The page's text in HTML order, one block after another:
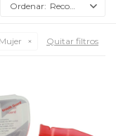
Recomendados
Mujer Quitar filtros